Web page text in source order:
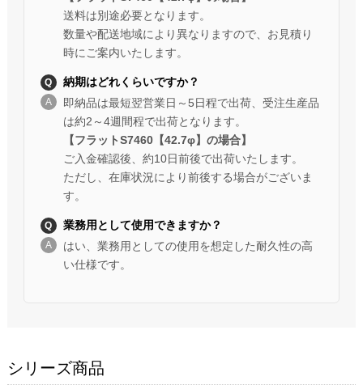
送料は別途必要となります。
数量や配送地域により異なりますので、お見積り
時にご案内いたします。
納期はどれくらいですか？
即納品は最短翌営業日～5日程で出荷、受注生産品
は約2～4週間程で出荷となります。
【フラットS7460【42.7φ】の場合】
ご入金確認後、約10日前後で出荷いたします。
ただし、在庫状況により前後する場合がございま
す。
業務用として使用できますか？
はい、業務用としての使用を想定した耐久性の高
い仕様です。
シリーズ商品